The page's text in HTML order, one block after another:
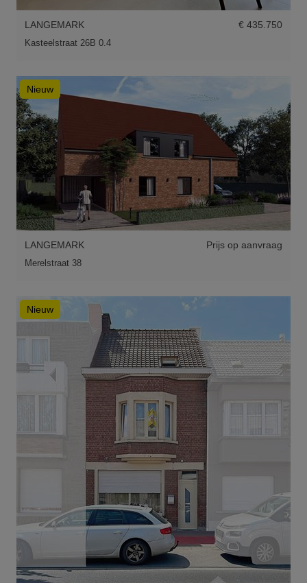
LANGEMARK € 435.750
Kasteelstraat 26B 0.4
Nieuw
LANGEMARK Prijs op aanvraag
Merelstraat 38
Nieuw